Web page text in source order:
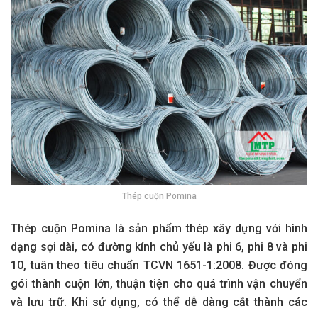
Thép cuộn Pomina
Thép cuộn Pomina là sản phẩm thép xây dựng với hình
dạng sợi dài, có đường kính chủ yếu là phi 6, phi 8 và phi
10, tuân theo tiêu chuẩn TCVN 1651-1:2008. Được đóng
gói thành cuộn lớn, thuận tiện cho quá trình vận chuyển
và lưu trữ. Khi sử dụng, có thể dễ dàng cắt thành các